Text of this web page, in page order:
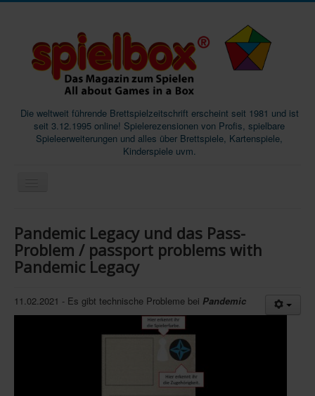
Die weltweit führende Brettspielzeitschrift erscheint seit 1981 und ist
seit 3.12.1995 online! Spielerezensionen von Profis, spielbare
Spieleerweiterungen und alles über Brettspiele, Kartenspiele,
Kinderspiele uvm.
Magazine
Abos/Subscriptions
SpieleMag
Download spielbox Special 2025
Pandemic Legacy und das Pass-
Problem / passport problems with
Pandemic Legacy
11.02.2021 - Es gibt technische Probleme bei Pandemic